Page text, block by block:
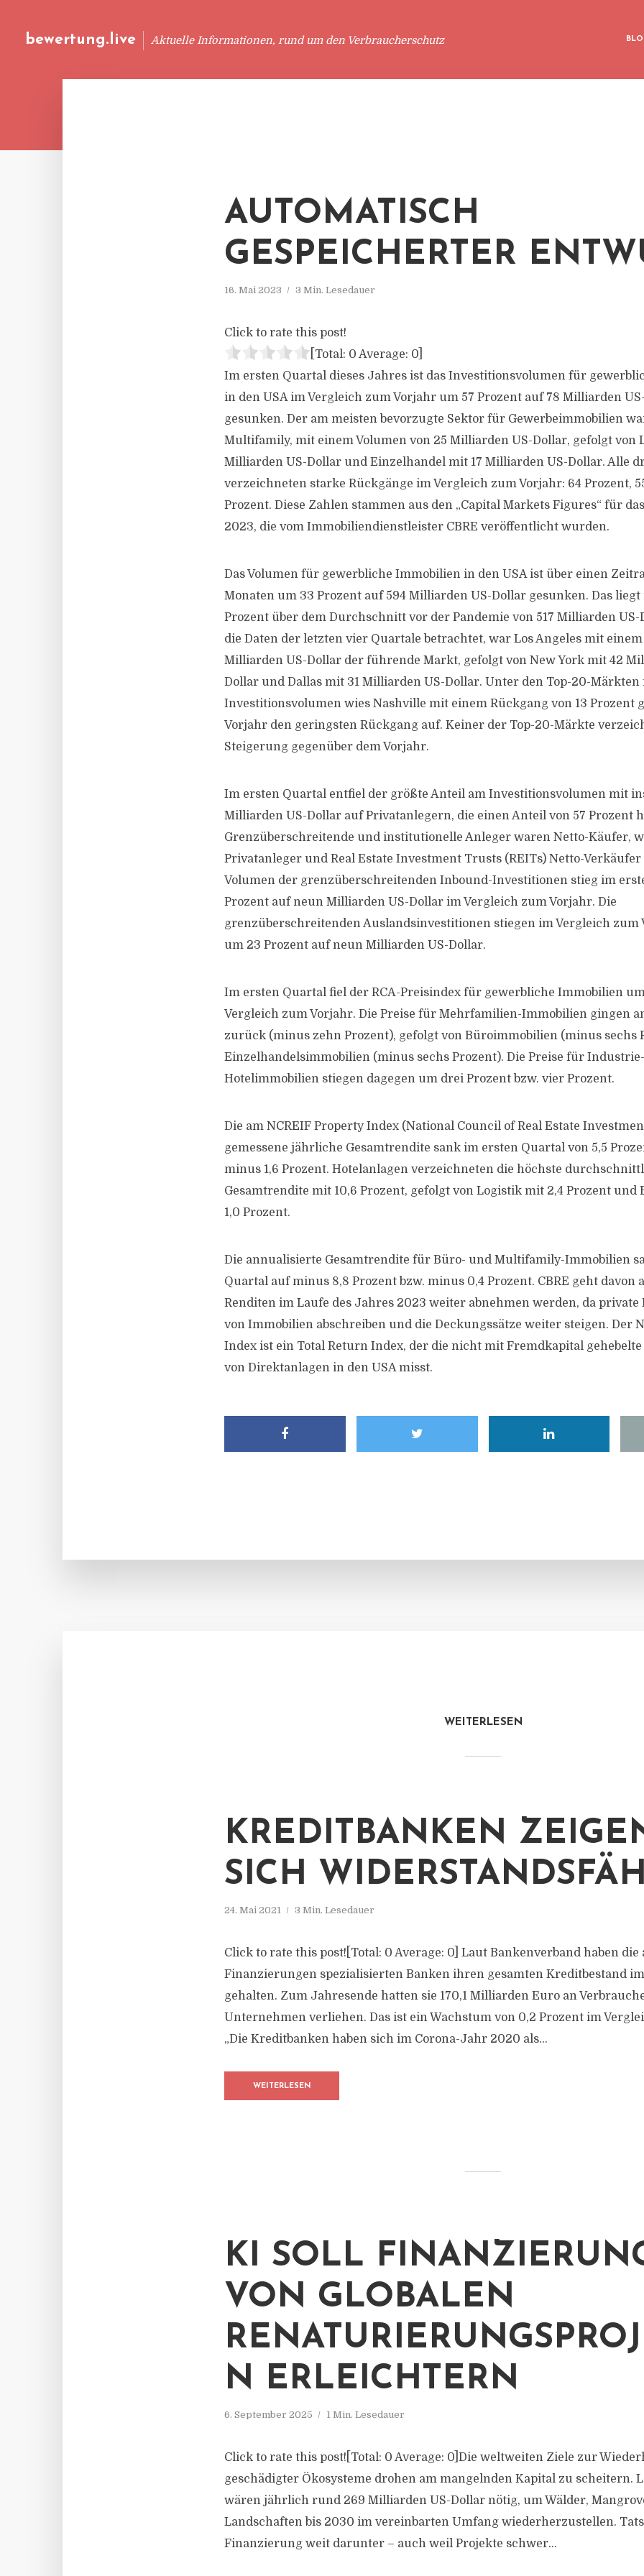
bewertung.live Aktuelle Informationen, rund um den Verbraucherschutz
AUTOMATISCH
GESPEICHERTER
16. Mai 2023 3 Min. Lesedauer
Click to rate this post!
[Total: 0 Average: 0
Im ersten Quartal dieses Jahres ist das Investitionsvolumen für
in den USA im Vergleich zum Vorjahr um 57 Prozent auf 78 Milliarden
gesunken. Der am meisten bevorzugte Sektor für Gewerbeimmobilien
Multifamily, mit einem Volumen von 25 Milliarden US-Dollar, gefolgt von
Milliarden US-Dollar und Einzelhandel mit 17 Milliarden US-Dollar. Alle
verzeichneten starke Rückgänge im Vergleich zum Vorjahr: 64 Prozent,
Prozent. Diese Zahlen stammen aus den „Capital Markets Figures“ für
2023, die vom Immobiliendienstleister CBRE veröffentlicht wurden.
Das Volumen für gewerbliche Immobilien in den USA ist über einen
Monaten um 33 Prozent auf 594 Milliarden US-Dollar gesunken. Das
Prozent über dem Durchschnitt vor der Pandemie von 517 Milliarden US-
die Daten der letzten vier Quartale betrachtet, war Los Angeles mit einem
Milliarden US-Dollar der führende Markt, gefolgt von New York mit 42
Dollar und Dallas mit 31 Milliarden US-Dollar. Unter den Top-20-Märkten
Investitionsvolumen wies Nashville mit einem Rückgang von 13 Prozent
Vorjahr den geringsten Rückgang auf. Keiner der Top-20-Märkte
Steigerung gegenüber dem Vorjahr.
Im ersten Quartal entfiel der größte Anteil am Investitionsvolumen mit
Milliarden US-Dollar auf Privatanlegern, die einen Anteil von 57 Prozent
Grenzüberschreitende und institutionelle Anleger waren Netto-Käufer,
Privatanleger und Real Estate Investment Trusts (REITs) Netto-Verkäufer
Volumen der grenzüberschreitenden Inbound-Investitionen stieg im
Prozent auf neun Milliarden US-Dollar im Vergleich zum Vorjahr. Die
grenzüberschreitenden Auslandsinvestitionen stiegen im Vergleich zum
um 23 Prozent auf neun Milliarden US-Dollar.
Im ersten Quartal fiel der RCA-Preisindex für gewerbliche Immobilien
Vergleich zum Vorjahr. Die Preise für Mehrfamilien-Immobilien gingen
zurück (minus zehn Prozent), gefolgt von Büroimmobilien (minus sechs
Einzelhandelsimmobilien (minus sechs Prozent). Die Preise für
Hotelimmobilien stiegen dagegen um drei Prozent bzw. vier Prozent.
Die am NCREIF Property Index (National Council of Real Estate
gemessene jährliche Gesamtrendite sank im ersten Quartal von 5,5
minus 1,6 Prozent. Hotelanlagen verzeichneten die höchste
Gesamtrendite mit 10,6 Prozent, gefolgt von Logistik mit 2,4 Prozent und
1,0 Prozent.
Die annualisierte Gesamtrendite für Büro- und Multifamily-Immobilien
Quartal auf minus 8,8 Prozent bzw. minus 0,4 Prozent. CBRE geht davon
Renditen im Laufe des Jahres 2023 weiter abnehmen werden, da private
von Immobilien abschreiben und die Deckungssätze weiter steigen. Der
Index ist ein Total Return Index, der die nicht mit Fremdkapital
von Direktanlagen in den USA misst.
WEITERLESEN
KREDITBANKEN
SICH
24. Mai 2021 3 Min. Lesedauer
Click to rate this post![Total: 0 Average: 0] Laut Bankenverband haben die
Finanzierungen spezialisierten Banken ihren gesamten Kreditbestand
gehalten. Zum Jahresende hatten sie 170,1 Milliarden Euro an
Unternehmen verliehen. Das ist ein Wachstum von 0,2 Prozent im
„Die Kreditbanken haben sich im Corona-Jahr 2020 als...
WEITERLESEN
KI SOLL
VON GLOBALEN
N ERLEICHTERN
6. September 2025 1 Min. Lesedauer
Click to rate this post![Total: 0 Average: 0]Die weltweiten Ziele zur
geschädigter Ökosysteme drohen am mangelnden Kapital zu scheitern.
wären jährlich rund 269 Milliarden US-Dollar nötig, um Wälder,
Landschaften bis 2030 im vereinbarten Umfang wiederherzustellen.
Finanzierung weit darunter – auch weil Projekte schwer...